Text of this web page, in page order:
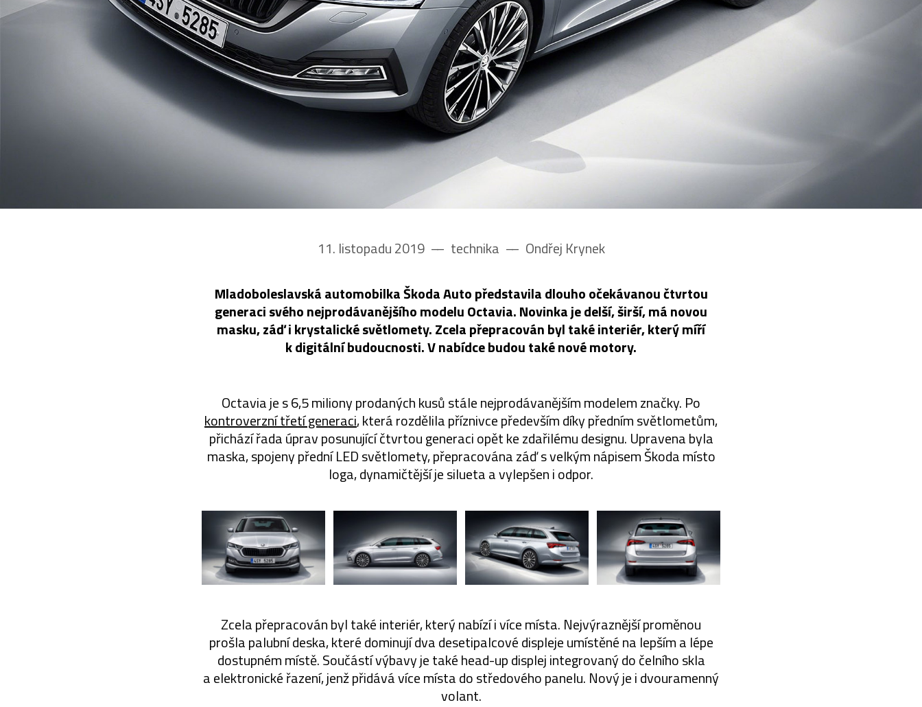
11. listopadu 2019 –– technika –– Ondřej Krynek
Mladoboleslavská automobilka Škoda Auto představila dlouho očekávanou čtvrtou
generaci svého nejprodávanějšího modelu Octavia. Novinka je delší, širší, má novou
masku, záď i krystalické světlomety. Zcela přepracován byl také interiér, který míří
k digitální budoucnosti. V nabídce budou také nové motory.
Octavia je s 6,5 miliony prodaných kusů stále nejprodávanějším modelem značky. Po
kontroverzní třetí generaci, která rozdělila příznivce především díky předním světlometům,
přichází řada úprav posunující čtvrtou generaci opět ke zdařilému designu. Upravena byla
maska, spojeny přední LED světlomety, přepracována záď s velkým nápisem Škoda místo
loga, dynamičtější je silueta a vylepšen i odpor.
Zcela přepracován byl také interiér, který nabízí i více místa. Nejvýraznější proměnou
prošla palubní deska, které dominují dva desetipalcové displeje umístěné na lepším a lépe
dostupném místě. Součástí výbavy je také head-up displej integrovaný do čelního skla
a elektronické řazení, jenž přidává více místa do středového panelu. Nový je i dvouramenný
volant.